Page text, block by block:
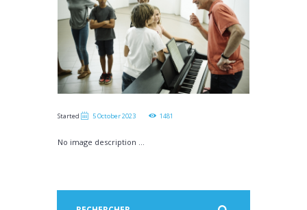
Started 5 October 2023 1481
No image description ...